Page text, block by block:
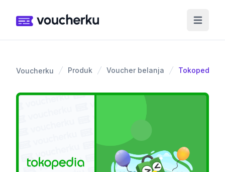
Voucherku Produk Voucher belanja Tokopedia